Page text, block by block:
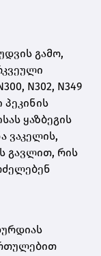
გამო,
N302, N349
პეკინის
ყაზბეგის
ვაკელის,
გავლით, რის